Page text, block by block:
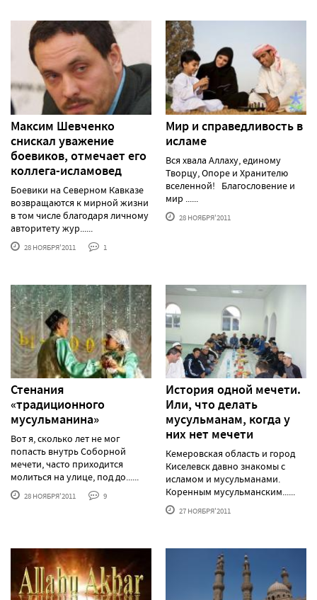
Максим Шевченко
снискал уважение
боевиков, отмечает его
коллега-исламовед
Боевики на Северном Кавказе
возвращаются к мирной жизни
в том числе благодаря личному
авторитету жур......
28 НОЯБРЯ'2011 1
Мир и справедливость в
исламе
Вся хвала Аллаху, единому
Творцу, Опоре и Хранителю
вселенной! Благословение и
мир ......
28 НОЯБРЯ'2011
Стенания
«традиционного
мусульманина»
Вот я, сколько лет не мог
попасть внутрь Соборной
мечети, часто приходится
молиться на улице, под до......
28 НОЯБРЯ'2011 9
История одной мечети.
Или, что делать
мусульманам, когда у
них нет мечети
Кемеровская область и город
Киселевск давно знакомы с
исламом и мусульманами.
Коренным мусульманским......
27 НОЯБРЯ'2011